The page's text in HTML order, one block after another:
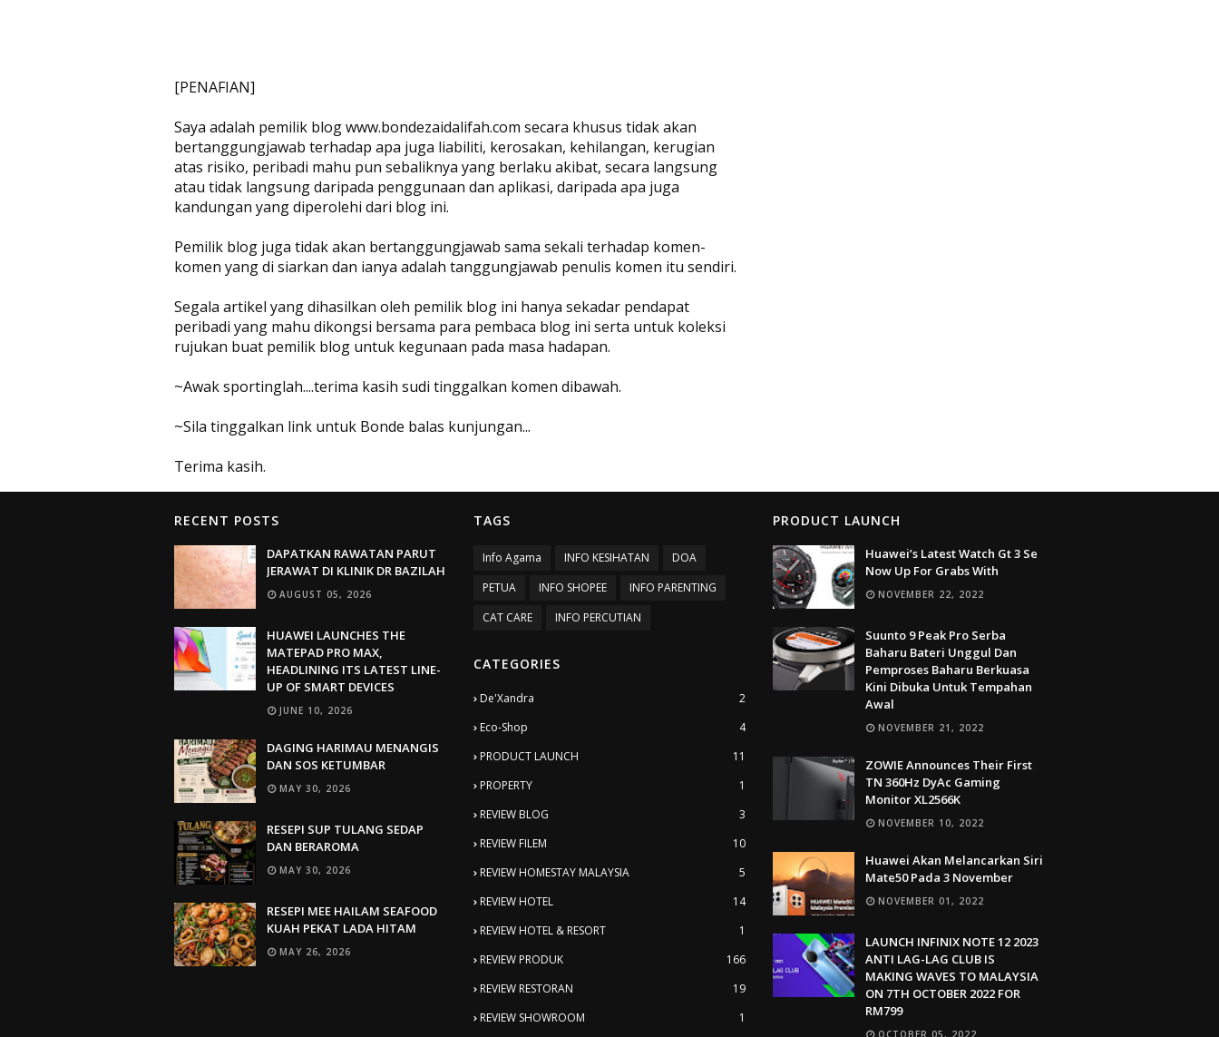
[PENAFIAN]
Saya adalah pemilik blog www.bondezaidalifah.com secara khusus tidak akan
bertanggungjawab terhadap apa juga liabiliti, kerosakan, kehilangan, kerugian
atas risiko, peribadi mahu pun sebaliknya yang berlaku akibat, secara langsung
atau tidak langsung daripada penggunaan dan aplikasi, daripada apa juga
kandungan yang diperolehi dari blog ini.
Pemilik blog juga tidak akan bertanggungjawab sama sekali terhadap komen-
komen yang di siarkan dan ianya adalah tanggungjawab penulis komen itu sendiri.
Segala artikel yang dihasilkan oleh pemilik blog ini hanya sekadar pendapat
peribadi yang mahu dikongsi bersama para pembaca blog ini serta untuk koleksi
rujukan buat pemilik blog untuk kegunaan pada masa hadapan.
~Awak sportinglah....terima kasih sudi tinggalkan komen dibawah.
~Sila tinggalkan link untuk Bonde balas kunjungan...
Terima kasih.
RECENT POSTS
DAPATKAN RAWATAN PARUT
JERAWAT DI KLINIK DR BAZILAH
AUGUST 05, 2026
HUAWEI LAUNCHES THE
MATEPAD PRO MAX,
HEADLINING ITS LATEST LINE-
UP OF SMART DEVICES
JUNE 10, 2026
DAGING HARIMAU MENANGIS
DAN SOS KETUMBAR
MAY 30, 2026
RESEPI SUP TULANG SEDAP
DAN BERAROMA
MAY 30, 2026
RESEPI MEE HAILAM SEAFOOD
KUAH PEKAT LADA HITAM
MAY 26, 2026
TAGS
Info Agama INFO KESIHATAN
DOA
PETUA
INFO SHOPEE
INFO PARENTING
CAT CARE
INFO PERCUTIAN
CATEGORIES
De'Xandra
2
Eco-Shop
4
PRODUCT LAUNCH
11
PROPERTY
1
REVIEW BLOG
3
REVIEW FILEM
10
REVIEW HOMESTAY MALAYSIA
5
REVIEW HOTEL
14
REVIEW HOTEL & RESORT
1
REVIEW PRODUK
166
REVIEW RESTORAN
19
REVIEW SHOWROOM
1
PRODUCT LAUNCH
Huawei’s Latest Watch Gt 3 Se
Now Up For Grabs With
NOVEMBER 22, 2022
Suunto 9 Peak Pro Serba
Baharu Bateri Unggul Dan
Pemproses Baharu Berkuasa
Kini Dibuka Untuk Tempahan
Awal
NOVEMBER 21, 2022
ZOWIE Announces Their First
TN 360Hz DyAc Gaming
Monitor XL2566K
NOVEMBER 10, 2022
Huawei Akan Melancarkan Siri
Mate50 Pada 3 November
NOVEMBER 01, 2022
LAUNCH INFINIX NOTE 12 2023
ANTI LAG-LAG CLUB IS
MAKING WAVES TO MALAYSIA
ON 7TH OCTOBER 2022 FOR
RM799
OCTOBER 05, 2022